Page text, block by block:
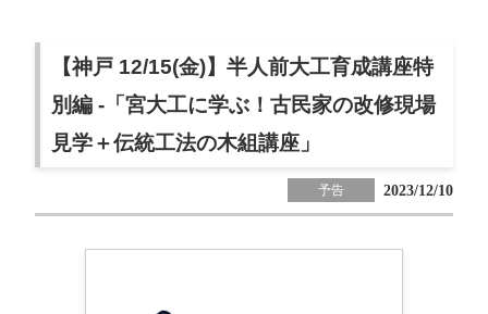
【神戸 12/15(金)】半人前大工育成講座特
別編 -「宮大工に学ぶ！古民家の改修現場
見学＋伝統工法の木組講座」
予告 2023/12/10